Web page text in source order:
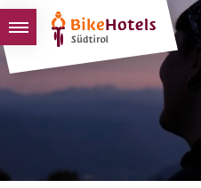
BIKEHOTELS
HOTELS & PAKETE
TOUREN & REVIERE
SÜDTIROL & WIR